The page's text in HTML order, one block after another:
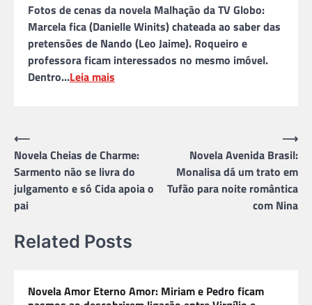
Fotos de cenas da novela Malhação da TV Globo:
Marcela fica (Danielle Winits) chateada ao saber das
pretensões de Nando (Leo Jaime). Roqueiro e
professora ficam interessados no mesmo imóvel.
Dentro…Leia mais
Navegação
de
Post
⟵
Novela Cheias de Charme:
Sarmento não se livra do
julgamento e só Cida apoia o
pai
Novela Avenida Brasil:
Monalisa dá um trato em
Tufão para noite romântica
com Nina
⟶
Related Posts
Novela Amor Eterno Amor: Miriam e Pedro ficam